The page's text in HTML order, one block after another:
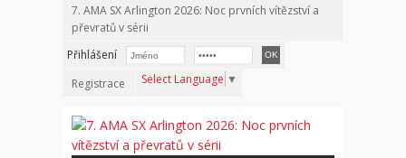
7. AMA SX Arlington 2026: Noc prvních vítězství a
převratů v sérii
Přihlášení
Registrace
Select Language ▼